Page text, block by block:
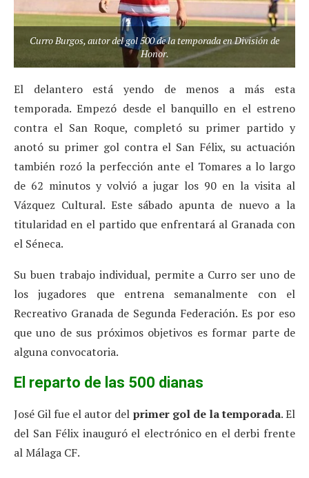
Curro Burgos, autor del gol 500 de la temporada en División de
Honor.
El delantero está yendo de menos a más esta
temporada. Empezó desde el banquillo en el estreno
contra el San Roque, completó su primer partido y
anotó su primer gol contra el San Félix, su actuación
también rozó la perfección ante el Tomares a lo largo
de 62 minutos y volvió a jugar los 90 en la visita al
Vázquez Cultural. Este sábado apunta de nuevo a la
titularidad en el partido que enfrentará al Granada con
el Séneca.
Su buen trabajo individual, permite a Curro ser uno de
los jugadores que entrena semanalmente con el
Recreativo Granada de Segunda Federación. Es por eso
que uno de sus próximos objetivos es formar parte de
alguna convocatoria.
El reparto de las 500 dianas
José Gil fue el autor del primer gol de la temporada. El
del San Félix inauguró el electrónico en el derbi frente
al Málaga CF.